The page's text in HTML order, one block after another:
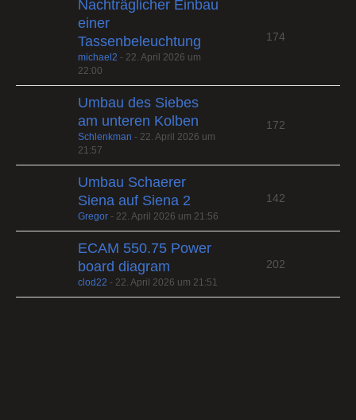
Nachträglicher Einbau
einer
Tassenbeleuchtung
michael2 - 22. April 2026 um
22:00
174
Umbau des Siebes
am unteren Kolben
Schlenkman - 22. April 2026 um
21:57
172
Umbau Schaerer
Siena auf Siena 2
Gregor - 22. April 2026 um 21:56
142
ECAM 550.75 Power
board diagram
clod22 - 22. April 2026 um 21:51
202